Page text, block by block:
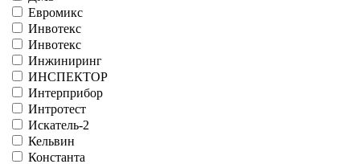
Евромикс
Инвотекс
Инвотекс
Инжиниринг
ИНСПЕКТОР
Интерприбор
Интротест
Искатель-2
Кельвин
Константа